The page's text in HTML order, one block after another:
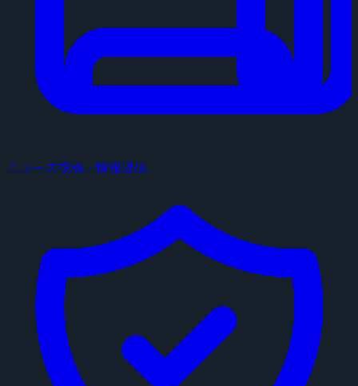
ニュース投稿・情報提供